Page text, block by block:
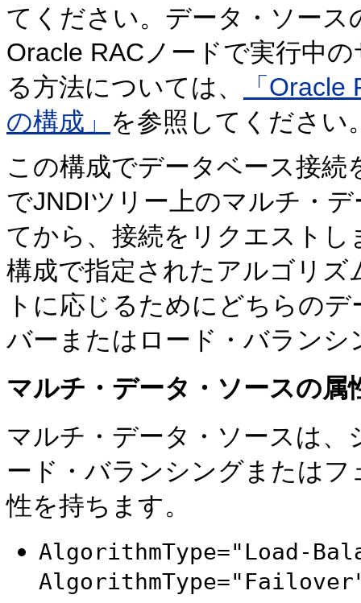
てください。データ・ソー
Oracle RACノードで実行中
る方法については、
「
の構成」 を参照してください
この構成でデータベース接
でJNDIツリー上のマルチ・
てから、接続をリクエスト
構成で指定されたアルゴリ
トに応じるためにどちらの
バーまたはロード・バラン
マルチ・データ・ソースの属
マルチ・データ・ソースは
ード・バランシングまたは
性を持ちます。
AlgorithmType="Load-